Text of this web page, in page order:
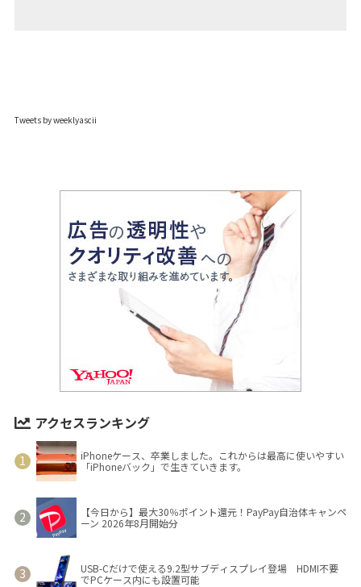
Tweets by weeklyascii
アクセスランキング
iPhoneケース、卒業しました。これからは最高に使いやすい
「iPhoneバック」で生きていきます。
【今日から】最大30％ポイント還元！PayPay自治体キャンペ
ーン 2026年8月開始分
USB-Cだけで使える9.2型サブディスプレイ登場 HDMI不要
でPCケース内にも設置可能